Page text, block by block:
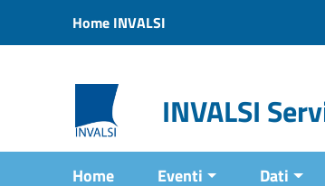
Vai al menu di navigazione
Home INVALSI
INVALSI
Home Eventi Dati